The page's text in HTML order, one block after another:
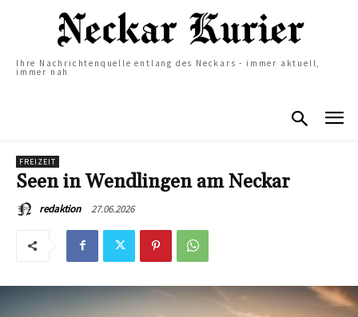
Ihre Nachrichtenquelle entlang des Neckars - immer aktuell,
immer nah
FREIZEIT
Seen in Wendlingen am Neckar
redaktion 27.06.2026